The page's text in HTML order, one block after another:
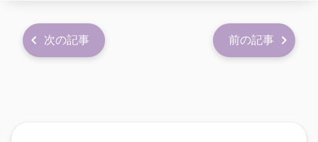
次の記事 前の記事